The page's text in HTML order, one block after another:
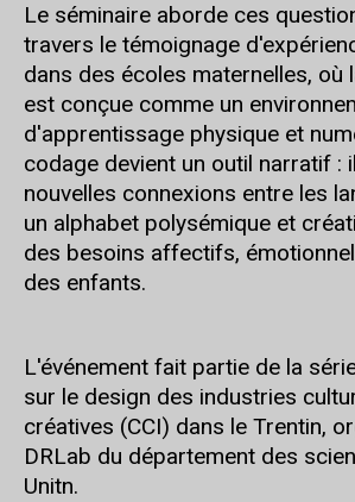
Le séminaire aborde ces
travers le témoignage
dans des écoles maternelles, où
est conçue comme un
d'apprentissage physique et
codage devient un outil narratif :
nouvelles connexions entre les
un alphabet polysémique et
des besoins affectifs,
des enfants.
L'événement fait partie de la
sur le design des industries
créatives (CCI) dans le Trentin,
DRLab du département des
Unitn.